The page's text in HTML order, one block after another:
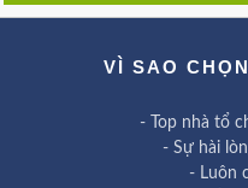
VÌ SAO
- Top nhà tổ
- Sự hài
- Luôn